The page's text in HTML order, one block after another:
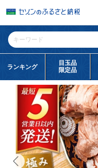
ランキング
目玉品
限定品